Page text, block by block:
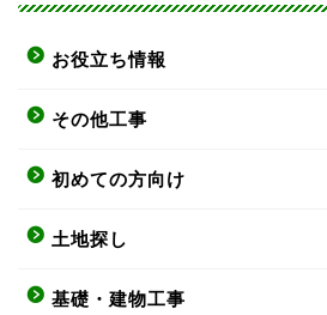
お役立ち情報
その他工事
初めての方向け
土地探し
基礎・建物工事